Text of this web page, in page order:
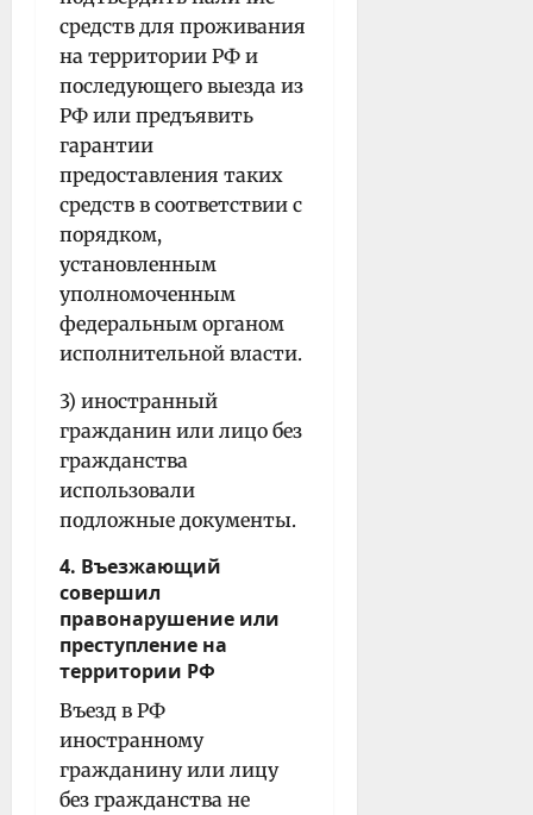
средств для проживания
на территории РФ и
последующего выезда из
РФ или предъявить
гарантии
предоставления таких
средств в соответствии с
порядком,
установленным
уполномоченным
федеральным органом
исполнительной власти.
3) иностранный
гражданин или лицо без
гражданства
использовали
подложные документы.
4. Въезжающий
совершил
правонарушение или
преступление на
территории РФ
Въезд в РФ
иностранному
гражданину или лицу
без гражданства не